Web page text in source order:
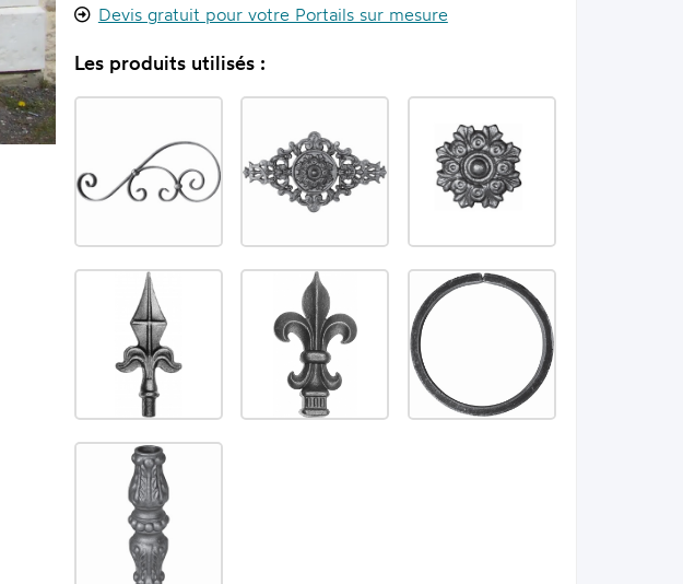
Devis gratuit pour votre Portails sur mesure
Les produits utilisés :